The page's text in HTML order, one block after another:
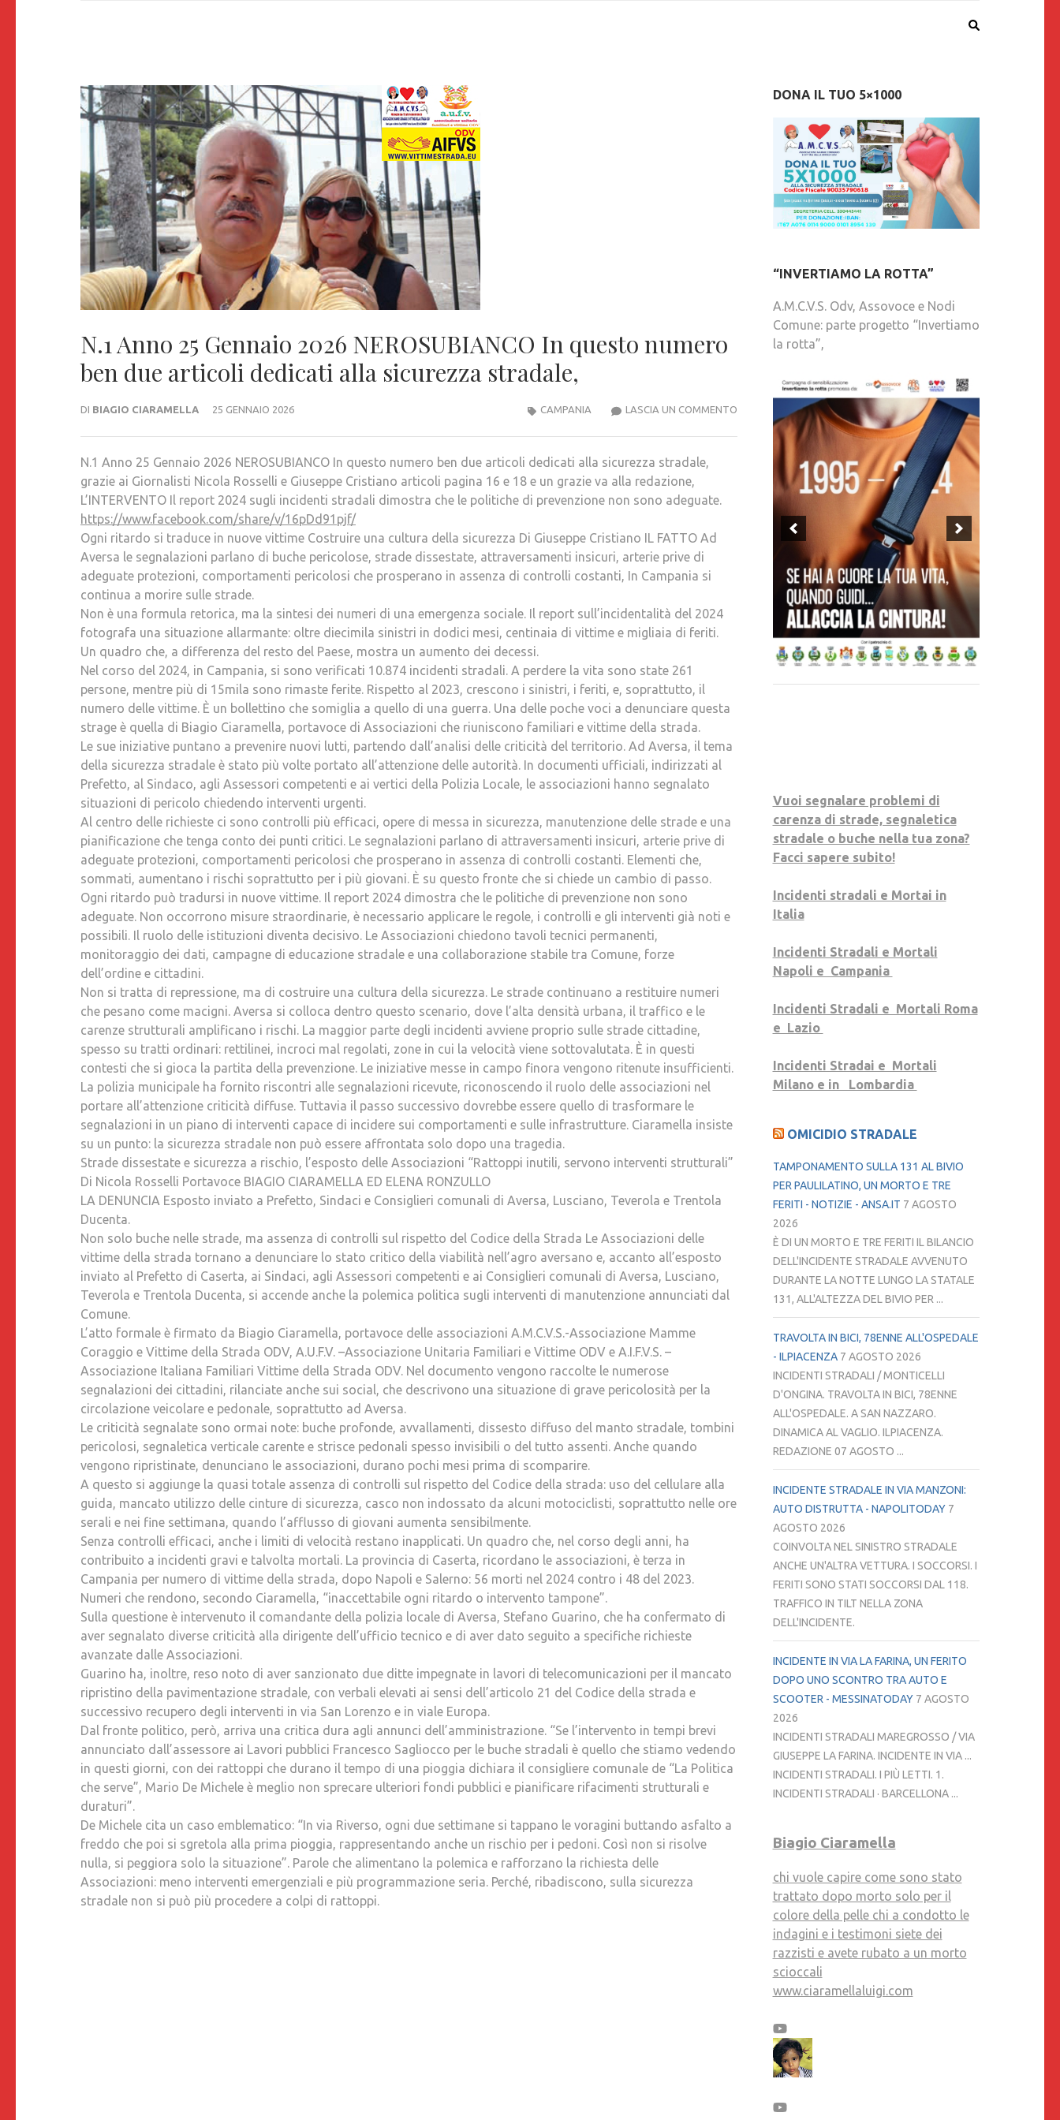
N.1 Anno 25 Gennaio 2026 NEROSUBIANCO In questo numero
ben due articoli dedicati alla sicurezza stradale,
DI BIAGIO CIARAMELLA 25 GENNAIO 2026 LASCIA UN COMMENTON.1
NEROSUBIANCO
DEDICATI
CAMPANIA
N.1 Anno 25 Gennaio 2026 NEROSUBIANCO In questo numero ben due articoli dedicati alla sicurezza stradale,
grazie ai Giornalisti Nicola Rosselli e Giuseppe Cristiano articoli pagina 16 e 18 e un grazie va alla redazione,
L’INTERVENTO Il report 2024 sugli incidenti stradali dimostra che le politiche di prevenzione non sono adeguate.
https://www.facebook.com/share/v/16pDd91pjf/
Ogni ritardo si traduce in nuove vittime Costruire una cultura della sicurezza Di Giuseppe Cristiano IL FATTO Ad
Aversa le segnalazioni parlano di buche pericolose, strade dissestate, attraversamenti insicuri, arterie prive di
adeguate protezioni, comportamenti pericolosi che prosperano in assenza di controlli costanti, In Campania si
continua a morire sulle strade.
Non è una formula retorica, ma la sintesi dei numeri di una emergenza sociale. Il report sull’incidentalità del 2024
fotografa una situazione allarmante: oltre diecimila sinistri in dodici mesi, centinaia di vittime e migliaia di feriti.
Un quadro che, a differenza del resto del Paese, mostra un aumento dei decessi.
Nel corso del 2024, in Campania, si sono verificati 10.874 incidenti stradali. A perdere la vita sono state 261
persone, mentre più di 15mila sono rimaste ferite. Rispetto al 2023, crescono i sinistri, i feriti, e, soprattutto, il
numero delle vittime. È un bollettino che somiglia a quello di una guerra. Una delle poche voci a denunciare questa
strage è quella di Biagio Ciaramella, portavoce di Associazioni che riuniscono familiari e vittime della strada.
Le sue iniziative puntano a prevenire nuovi lutti, partendo dall’analisi delle criticità del territorio. Ad Aversa, il tema
della sicurezza stradale è stato più volte portato all’attenzione delle autorità. In documenti ufficiali, indirizzati al
Prefetto, al Sindaco, agli Assessori competenti e ai vertici della Polizia Locale, le associazioni hanno segnalato
situazioni di pericolo chiedendo interventi urgenti.
Al centro delle richieste ci sono controlli più efficaci, opere di messa in sicurezza, manutenzione delle strade e una
pianificazione che tenga conto dei punti critici. Le segnalazioni parlano di attraversamenti insicuri, arterie prive di
adeguate protezioni, comportamenti pericolosi che prosperano in assenza di controlli costanti. Elementi che,
sommati, aumentano i rischi soprattutto per i più giovani. È su questo fronte che si chiede un cambio di passo.
Ogni ritardo può tradursi in nuove vittime. Il report 2024 dimostra che le politiche di prevenzione non sono
adeguate. Non occorrono misure straordinarie, è necessario applicare le regole, i controlli e gli interventi già noti e
possibili. Il ruolo delle istituzioni diventa decisivo. Le Associazioni chiedono tavoli tecnici permanenti,
monitoraggio dei dati, campagne di educazione stradale e una collaborazione stabile tra Comune, forze
dell’ordine e cittadini.
Non si tratta di repressione, ma di costruire una cultura della sicurezza. Le strade continuano a restituire numeri
che pesano come macigni. Aversa si colloca dentro questo scenario, dove l’alta densità urbana, il traffico e le
carenze strutturali amplificano i rischi. La maggior parte degli incidenti avviene proprio sulle strade cittadine,
spesso su tratti ordinari: rettilinei, incroci mal regolati, zone in cui la velocità viene sottovalutata. È in questi
contesti che si gioca la partita della prevenzione. Le iniziative messe in campo finora vengono ritenute insufficienti.
La polizia municipale ha fornito riscontri alle segnalazioni ricevute, riconoscendo il ruolo delle associazioni nel
portare all’attenzione criticità diffuse. Tuttavia il passo successivo dovrebbe essere quello di trasformare le
segnalazioni in un piano di interventi capace di incidere sui comportamenti e sulle infrastrutture. Ciaramella insiste
su un punto: la sicurezza stradale non può essere affrontata solo dopo una tragedia.
Strade dissestate e sicurezza a rischio, l’esposto delle Associazioni “Rattoppi inutili, servono interventi strutturali”
Di Nicola Rosselli Portavoce BIAGIO CIARAMELLA ED ELENA RONZULLO
LA DENUNCIA Esposto inviato a Prefetto, Sindaci e Consiglieri comunali di Aversa, Lusciano, Teverola e Trentola
Ducenta.
Non solo buche nelle strade, ma assenza di controlli sul rispetto del Codice della Strada Le Associazioni delle
vittime della strada tornano a denunciare lo stato critico della viabilità nell’agro aversano e, accanto all’esposto
inviato al Prefetto di Caserta, ai Sindaci, agli Assessori competenti e ai Consiglieri comunali di Aversa, Lusciano,
Teverola e Trentola Ducenta, si accende anche la polemica politica sugli interventi di manutenzione annunciati dal
Comune.
L’atto formale è firmato da Biagio Ciaramella, portavoce delle associazioni A.M.C.V.S.-Associazione Mamme
Coraggio e Vittime della Strada ODV, A.U.F.V. –Associazione Unitaria Familiari e Vittime ODV e A.I.F.V.S. –
Associazione Italiana Familiari Vittime della Strada ODV. Nel documento vengono raccolte le numerose
segnalazioni dei cittadini, rilanciate anche sui social, che descrivono una situazione di grave pericolosità per la
circolazione veicolare e pedonale, soprattutto ad Aversa.
Le criticità segnalate sono ormai note: buche profonde, avvallamenti, dissesto diffuso del manto stradale, tombini
pericolosi, segnaletica verticale carente e strisce pedonali spesso invisibili o del tutto assenti. Anche quando
vengono ripristinate, denunciano le associazioni, durano pochi mesi prima di scomparire.
A questo si aggiunge la quasi totale assenza di controlli sul rispetto del Codice della strada: uso del cellulare alla
guida, mancato utilizzo delle cinture di sicurezza, casco non indossato da alcuni motociclisti, soprattutto nelle ore
serali e nei fine settimana, quando l’afflusso di giovani aumenta sensibilmente.
Senza controlli efficaci, anche i limiti di velocità restano inapplicati. Un quadro che, nel corso degli anni, ha
contribuito a incidenti gravi e talvolta mortali. La provincia di Caserta, ricordano le associazioni, è terza in
Campania per numero di vittime della strada, dopo Napoli e Salerno: 56 morti nel 2024 contro i 48 del 2023.
Numeri che rendono, secondo Ciaramella, “inaccettabile ogni ritardo o intervento tampone”.
Sulla questione è intervenuto il comandante della polizia locale di Aversa, Stefano Guarino, che ha confermato di
aver segnalato diverse criticità alla dirigente dell’ufficio tecnico e di aver dato seguito a specifiche richieste
avanzate dalle Associazioni.
Guarino ha, inoltre, reso noto di aver sanzionato due ditte impegnate in lavori di telecomunicazioni per il mancato
ripristino della pavimentazione stradale, con verbali elevati ai sensi dell’articolo 21 del Codice della strada e
successivo recupero degli interventi in via San Lorenzo e in viale Europa.
Dal fronte politico, però, arriva una critica dura agli annunci dell’amministrazione. “Se l’intervento in tempi brevi
annunciato dall’assessore ai Lavori pubblici Francesco Sagliocco per le buche stradali è quello che stiamo vedendo
in questi giorni, con dei rattoppi che durano il tempo di una pioggia dichiara il consigliere comunale de “La Politica
che serve”, Mario De Michele è meglio non sprecare ulteriori fondi pubblici e pianificare rifacimenti strutturali e
duraturi”.
De Michele cita un caso emblematico: “In via Riverso, ogni due settimane si tappano le voragini buttando asfalto a
freddo che poi si sgretola alla prima pioggia, rappresentando anche un rischio per i pedoni. Così non si risolve
nulla, si peggiora solo la situazione”. Parole che alimentano la polemica e rafforzano la richiesta delle
Associazioni: meno interventi emergenziali e più programmazione seria. Perché, ribadiscono, sulla sicurezza
stradale non si può più procedere a colpi di rattoppi.
DONA IL TUO 5×1000
“INVERTIAMO LA ROTTA”
A.M.C.V.S. Odv, Assovoce e Nodi
Comune: parte progetto “Invertiamo
la rotta”,
Vuoi segnalare problemi di
carenza di strade, segnaletica
stradale o buche nella tua zona?
Facci sapere subito!
Incidenti stradali e Mortai in
Italia
Incidenti Stradali e Mortali
Napoli e Campania
Incidenti Stradali e Mortali Roma
e Lazio
Incidenti Stradai e Mortali
Milano e in Lombardia
OMICIDIO STRADALE
TAMPONAMENTO SULLA 131 AL BIVIO
PER PAULILATINO, UN MORTO E TRE
FERITI - NOTIZIE - ANSA.IT 7 AGOSTO
2026
È DI UN MORTO E TRE FERITI IL BILANCIO
DELL'INCIDENTE STRADALE AVVENUTO
DURANTE LA NOTTE LUNGO LA STATALE
131, ALL'ALTEZZA DEL BIVIO PER ...
TRAVOLTA IN BICI, 78ENNE ALL'OSPEDALE
- ILPIACENZA 7 AGOSTO 2026
INCIDENTI STRADALI / MONTICELLI
D'ONGINA. TRAVOLTA IN BICI, 78ENNE
ALL'OSPEDALE. A SAN NAZZARO.
DINAMICA AL VAGLIO. ILPIACENZA.
REDAZIONE 07 AGOSTO ...
INCIDENTE STRADALE IN VIA MANZONI:
AUTO DISTRUTTA - NAPOLITODAY 7
AGOSTO 2026
COINVOLTA NEL SINISTRO STRADALE
ANCHE UN'ALTRA VETTURA. I SOCCORSI. I
FERITI SONO STATI SOCCORSI DAL 118.
TRAFFICO IN TILT NELLA ZONA
DELL'INCIDENTE.
INCIDENTE IN VIA LA FARINA, UN FERITO
DOPO UNO SCONTRO TRA AUTO E
SCOOTER - MESSINATODAY 7 AGOSTO
2026
INCIDENTI STRADALI MAREGROSSO / VIA
GIUSEPPE LA FARINA. INCIDENTE IN VIA ...
INCIDENTI STRADALI. I PIÙ LETTI. 1.
INCIDENTI STRADALI · BARCELLONA ...
Biagio Ciaramella
chi vuole capire come sono stato
trattato dopo morto solo per il
colore della pelle chi a condotto le
indagini e i testimoni siete dei
razzisti e avete rubato a un morto
scioccali
www.ciaramellaluigi.com